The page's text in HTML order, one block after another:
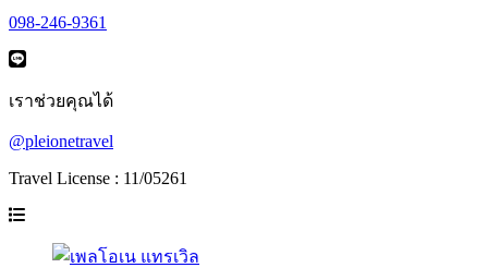
098-246-9361
เราช่วยคุณได้
@pleionetravel
Travel License : 11/05261